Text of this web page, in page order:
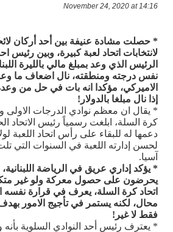
November 24, 2020 at 14:16
* حصلت مشادة عنيفة بين أحد أركان
لانتخابات اتحاد لعبة كبيرة، وبين رئيس
الرئيس الذي وعد بمبلغ مالي بالليرة
نفس درجته ومنطقته، نال اضعاف ما وعد
الاميركي، مؤكدا انه بات في حل من وعده
إذا نال مبلغا بالدولار!
* يقال ان معظم نوادي الدرجات الاولى
كرة السلة، ابلغت رسمياً رئيس الاتحاد
دعمها له للبقاء على رأس اتحاد اللعبة
لحسن إدارته اللعبة في السنوات التي
آسيا.
* يؤكد إداري عريق في الرياضة
يحرضون على حصول معركة ولو غير
اتحاد كرة السلة، يعرف في قرارة نفسه
محال، لكنه يستمر في تأجيج الامور
فقط لا غير!
* يعترف رئيس أحد النوادي السلوية بأنه